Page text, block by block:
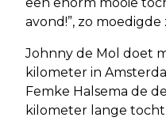
een enorm mooie
avond!”, zo moedigde
Johnny de Mol doet
kilometer in
Femke Halsema de
kilometer lange